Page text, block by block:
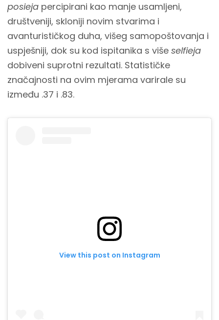
posieja percipirani kao manje usamljeni,
društveniji, skloniji novim stvarima i
avanturističkog duha, višeg samopoštovanja i
uspješniji, dok su kod ispitanika s više selfieja
dobiveni suprotni rezultati. Statističke
značajnosti na ovim mjerama varirale su
između .37 i .83.
View this post on Instagram